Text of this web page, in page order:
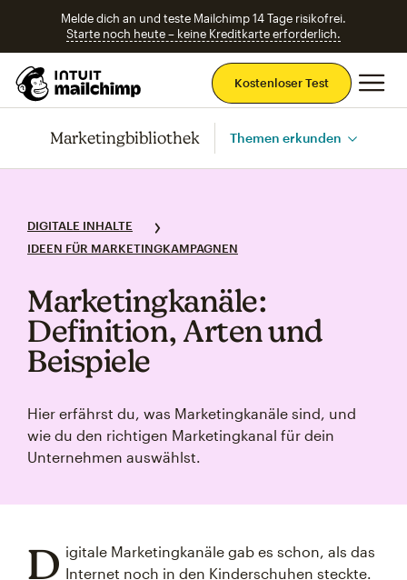
Melde dich an und teste Mailchimp 14 Tage risikofrei.
Starte noch heute – keine Kreditkarte erforderlich.
Kostenloser Test
Marketingbibliothek Themen erkunden
DIGITALE INHALTE
IDEEN FÜR MARKETINGKAMPAGNEN
Marketingkanäle:
Definition, Arten und
Beispiele
Hier erfährst du, was Marketingkanäle sind, und
wie du den richtigen Marketingkanal für dein
Unternehmen auswählst.
D igitale Marketingkanäle gab es schon, als das
Internet noch in den Kinderschuhen steckte.